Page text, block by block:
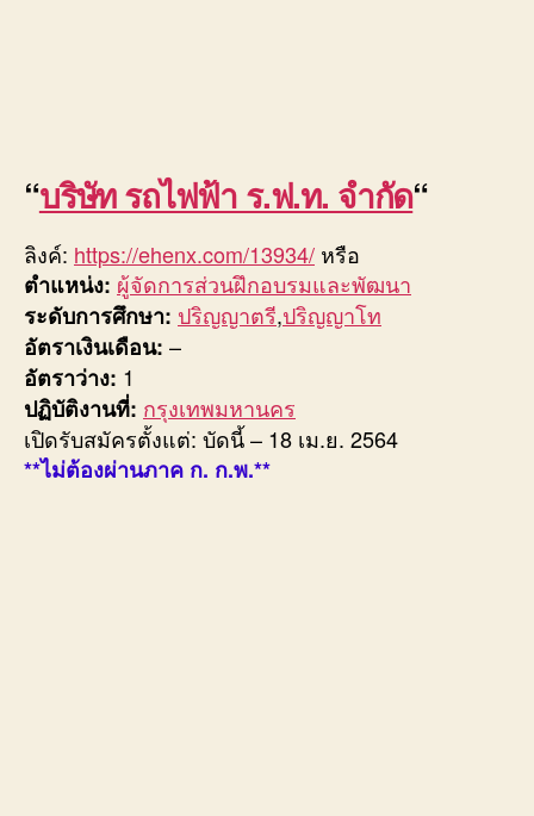
“บริษัท รถไฟฟ้า ร.ฟ.ท. จำกัด“
ลิงค์: https://ehenx.com/13934/ หรือ
ตำแหน่ง: ผู้จัดการส่วนฝึกอบรมและพัฒนา
ระดับการศึกษา: ปริญญาตรี,ปริญญาโท
อัตราเงินเดือน: –
อัตราว่าง: 1
ปฏิบัติงานที่: กรุงเทพมหานคร
เปิดรับสมัครตั้งแต่: บัดนี้ – 18 เม.ย. 2564
**ไม่ต้องผ่านภาค ก. ก.พ.**